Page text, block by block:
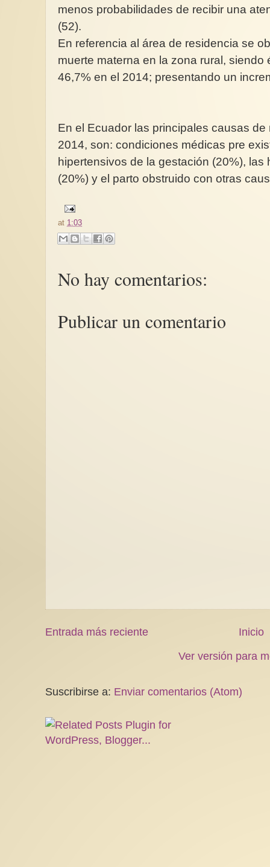
menos probabilidades de recibir una
(52).
En referencia al área de residencia se
muerte materna en la zona rural,
46,7% en el 2014; presentando un
En el Ecuador las principales causas
2014, son: condiciones médicas pre
hipertensivos de la gestación (20%), las
(20%) y el parto obstruido con otras
at 1:03
No hay comentarios:
Publicar un comentario
Entrada más reciente
Inicio
Ver versión para
Suscribirse a: Enviar comentarios (Atom)